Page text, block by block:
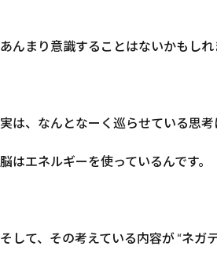
あんまり意識することはないかもし
実は、なんとなーく巡らせている思考
脳はエネルギーを使っているんです。
そして、その考えている内容が “ネガ